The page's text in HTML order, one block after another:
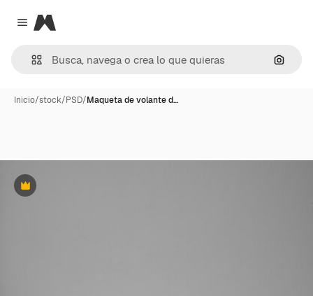
Close menu
Magnific
Inicio/stock/PSD/Maqueta de volante d…
Premium